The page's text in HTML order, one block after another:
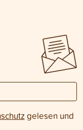
gelesen und